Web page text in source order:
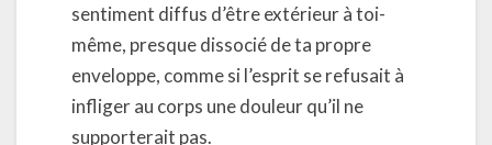
sentiment diffus d’être extérieur à toi-
même, presque dissocié de ta propre
enveloppe, comme si l’esprit se refusait à
infliger au corps une douleur qu’il ne
supporterait pas.